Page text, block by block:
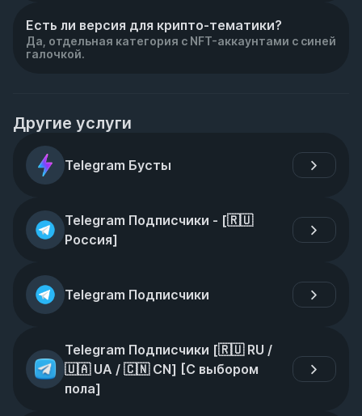
Есть ли версия для крипто-тематики?
Да, отдельная категория с NFT-аккаунтами с синей
галочкой.
Другие услуги
Telegram Бусты
Telegram Подписчики - [🇷🇺
Россия]
Telegram Подписчики
Telegram Подписчики [🇷🇺 RU /
🇺🇦 UA / 🇨🇳 CN] [С выбором
пола]